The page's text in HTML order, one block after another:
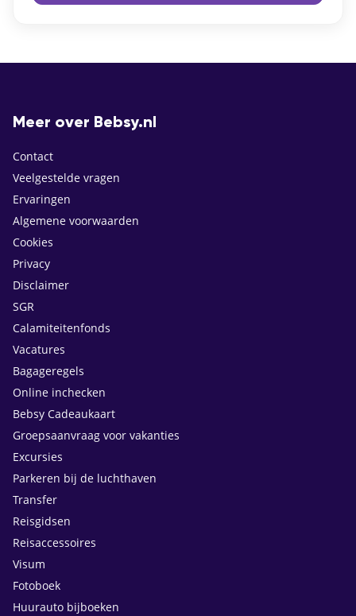
Meer over Bebsy.nl
Contact
Veelgestelde vragen
Ervaringen
Algemene voorwaarden
Cookies
Privacy
Disclaimer
SGR
Calamiteitenfonds
Vacatures
Bagageregels
Online inchecken
Bebsy Cadeaukaart
Groepsaanvraag voor vakanties
Excursies
Parkeren bij de luchthaven
Transfer
Reisgidsen
Reisaccessoires
Visum
Fotoboek
Huurauto bijboeken